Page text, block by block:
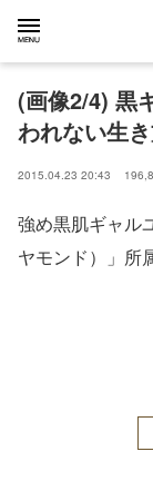
(画像2/4) 黒
われない生
2015.04.23 20:43
強め黒肌ギャル
ヤモンド）」所